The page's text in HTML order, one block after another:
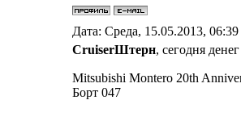
Дата: Среда, 15.05.2013,
СruiserШтерн, сегодня
Mitsubishi Montero 20th
Борт 047